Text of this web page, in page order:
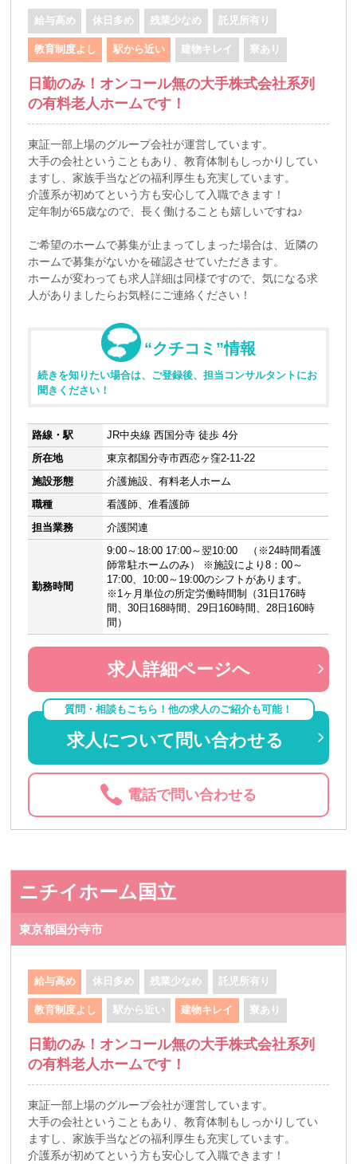
給与高め 休日多め 残業少なめ 託児所有り
教育制度よし 駅から近い 建物キレイ 寮あり
日勤のみ！オンコール無の大手株式会社系列
の有料老人ホームです！
東証一部上場のグループ会社が運営しています。
大手の会社ということもあり、教育体制もしっかりしてい
ますし、家族手当などの福利厚生も充実しています。
介護系が初めてという方も安心して入職できます！
定年制が65歳なので、長く働けることも嬉しいですね♪
ご希望のホームで募集が止まってしまった場合は、近隣の
ホームで募集がないかを確認させていただきます。
ホームが変わっても求人詳細は同様ですので、気になる求
人がありましたらお気軽にご連絡ください！
“クチコミ”情報
続きを知りたい場合は、ご登録後、担当コンサルタントにお
聞きください！
路線・駅
JR中央線 西国分寺 徒歩 4分
所在地
東京都国分寺市西恋ヶ窪2-11-22
施設形態
介護施設、有料老人ホーム
職種
看護師、准看護師
担当業務
介護関連
勤務時間
9:00～18:00 17:00～翌10:00 （※24時間看護
師常駐ホームのみ） ※施設により8：00～
17:00、10:00～19:00のシフトがあります。
※1ヶ月単位の所定労働時間制（31日176時
間、30日168時間、29日160時間、28日160時
間）
求人詳細ページへ
質問・相談もこちら！他の求人のご紹介も可能！
求人について問い合わせる
電話で問い合わせる
ニチイホーム国立
東京都国分寺市
給与高め 休日多め 残業少なめ 託児所有り
教育制度よし 駅から近い 建物キレイ 寮あり
日勤のみ！オンコール無の大手株式会社系列
の有料老人ホームです！
東証一部上場のグループ会社が運営しています。
大手の会社ということもあり、教育体制もしっかりしてい
ますし、家族手当などの福利厚生も充実しています。
介護系が初めてという方も安心して入職できます！